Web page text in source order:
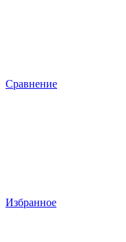
Сравнение
Избранное